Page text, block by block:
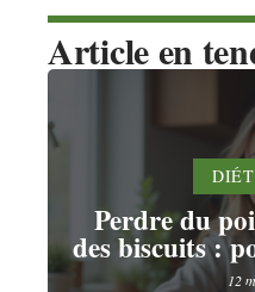
Article en
Perdre du
des biscuits :
12